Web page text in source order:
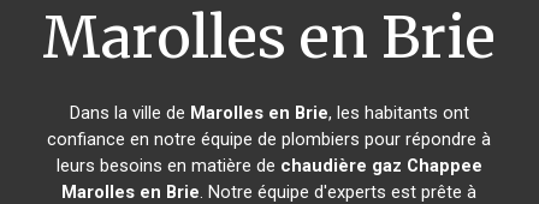
Marolles en Brie
Dans la ville de Marolles en Brie, les habitants ont
confiance en notre équipe de plombiers pour répondre à
leurs besoins en matière de chaudière gaz Chappee
Marolles en Brie. Notre équipe d'experts est prête à